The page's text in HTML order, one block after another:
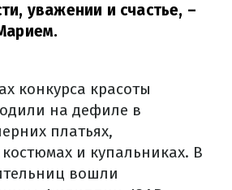
уважении и счастье, –
конкурса красоты
на дефиле в
платьях,
и купальниках. В
вошли